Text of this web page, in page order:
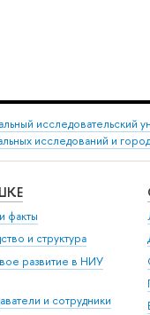
исследовательский
исследований и
факты
и структура
развитие в НИУ
и сотрудники